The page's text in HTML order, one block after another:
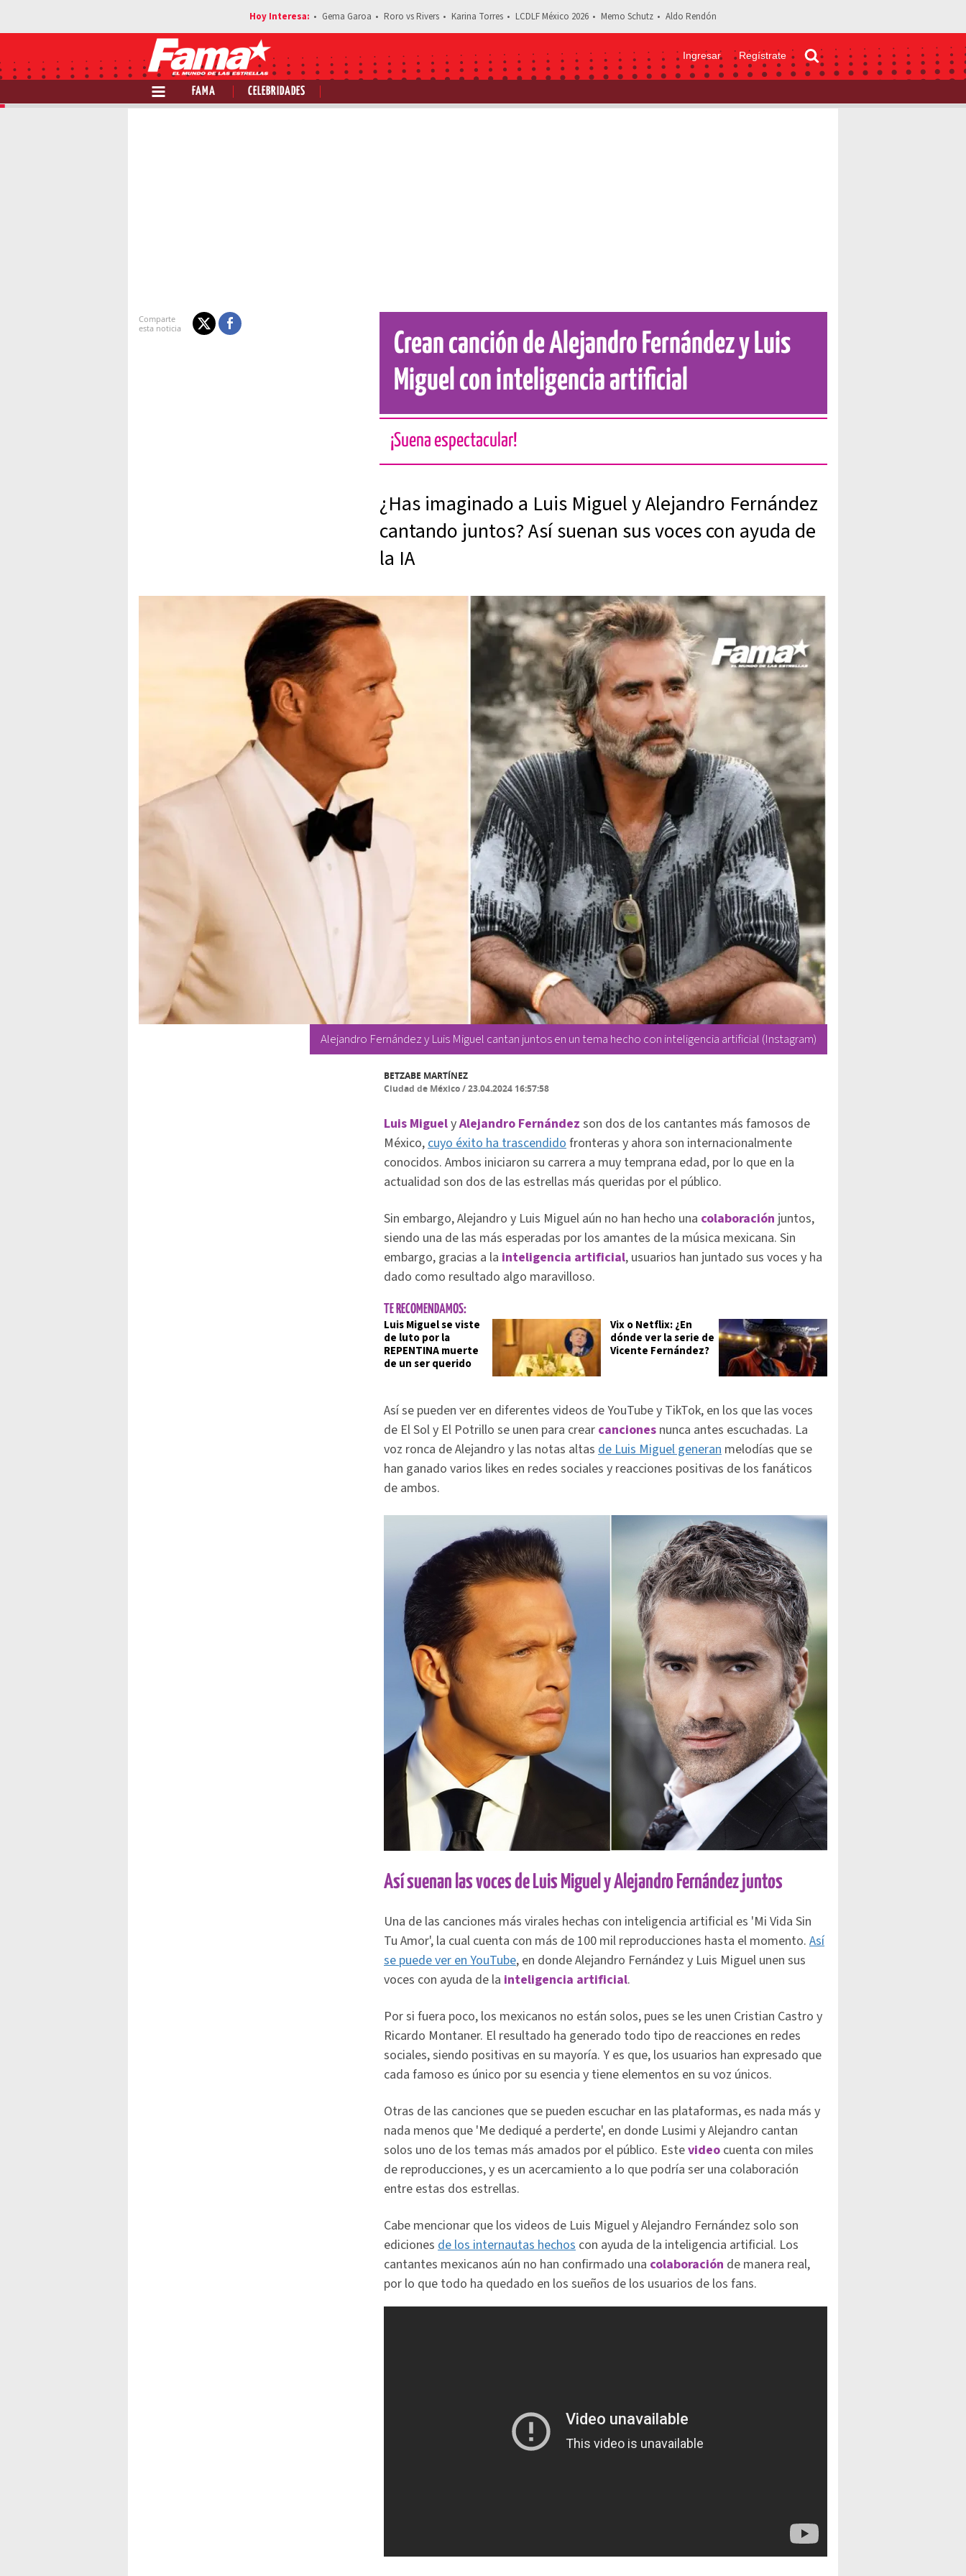
Gema Garoa Roro vs Rivers Karina Torres LCDLF México 2026 Memo Schutz Aldo Rendón
Ingresar Regístrate
FAMA CELEBRIDADES
Estás leyendo: Crean canción de Alejandro Fernández y Luis Miguel con inteligencia artificial
Crean canción de Alejandro Fernández y Luis
Miguel con inteligencia artificial
¡Suena espectacular!
¿Has imaginado a Luis Miguel y Alejandro Fernández
cantando juntos? Así suenan sus voces con ayuda de
la IA
Alejandro Fernández y Luis Miguel cantan juntos en un tema hecho con inteligencia artificial (Instagram)
BETZABE MARTÍNEZ
Ciudad de México/23.04.2024 16:57:58
Luis MiguelyAlejandro Fernández son dos de los cantantes más famosos de
México,cuyo éxito ha trascendidofronteras y ahora son internacionalmente
conocidos. Ambos iniciaron su carrera a muy temprana edad, por lo que en la
actualidad son dos de las estrellas más queridas por el público.
Sin embargo, Alejandro y Luis Miguel aún no han hecho una colaboración juntos,
siendo una de las más esperadas por los amantes de la música mexicana. Sin
embargo, gracias a la inteligencia artificial, usuarios han juntado sus voces y ha
dado como resultado algo maravilloso.
TE RECOMENDAMOS:
Luis Miguel se viste
de luto por la
REPENTINA muerte
de un ser querido
Vix o Netflix: ¿En
dónde ver la serie de
Vicente Fernández?
Así se pueden ver en diferentes videos de YouTube y TikTok, en los que las voces
de El Sol y El Potrillo se unen para crear canciones nunca antes escuchadas. La
voz ronca de Alejandro y las notas altas de Luis Miguel generan melodías que se
han ganado varios likes en redes sociales y reacciones positivas de los fanáticos
de ambos.
Así suenan las voces de Luis Miguel y Alejandro Fernández juntos
Una de las canciones más virales hechas con inteligencia artificial es 'Mi Vida Sin
Tu Amor', la cual cuenta con más de 100 mil reproducciones hasta el momento. Así
se puede ver en YouTube, en donde Alejandro Fernández y Luis Miguel unen sus
voces con ayuda de la inteligencia artificial.
Por si fuera poco, los mexicanos no están solos, pues se les unen Cristian Castro y
Ricardo Montaner. El resultado ha generado todo tipo de reacciones en redes
sociales, siendo positivas en su mayoría. Y es que, los usuarios han expresado que
cada famoso es único por su esencia y tiene elementos en su voz únicos.
Otras de las canciones que se pueden escuchar en las plataformas, es nada más y
nada menos que 'Me dediqué a perderte', en donde Lusimi y Alejandro cantan
solos uno de los temas más amados por el público. Estevideo cuenta con miles
de reproducciones, y es un acercamiento a lo que podría ser una colaboración
entre estas dos estrellas.
Cabe mencionar que los videos de Luis Miguel y Alejandro Fernández solo son
ediciones de los internautas hechos con ayuda de la inteligencia artificial. Los
cantantes mexicanos aún no han confirmado una colaboración de manera real,
por lo que todo ha quedado en los sueños de los usuarios de los fans.